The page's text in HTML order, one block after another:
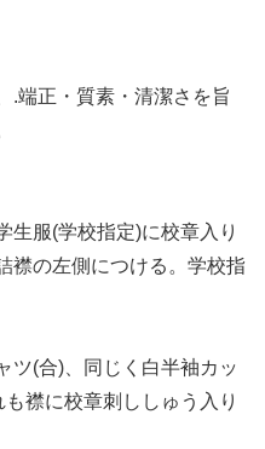
.端正・質素・清潔さを旨
生服(学校指定)に校章入り
襟の左側につける。学校指
ツ(合)、同じく白半袖カッ
襟に校章刺ししゅう入り